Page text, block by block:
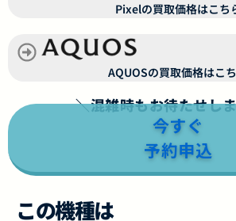
Pixelの買取価格はこち
AQUOSの買取価格はこ
＼混雑時もお待たせし
今すぐ
予約申込
この機種は